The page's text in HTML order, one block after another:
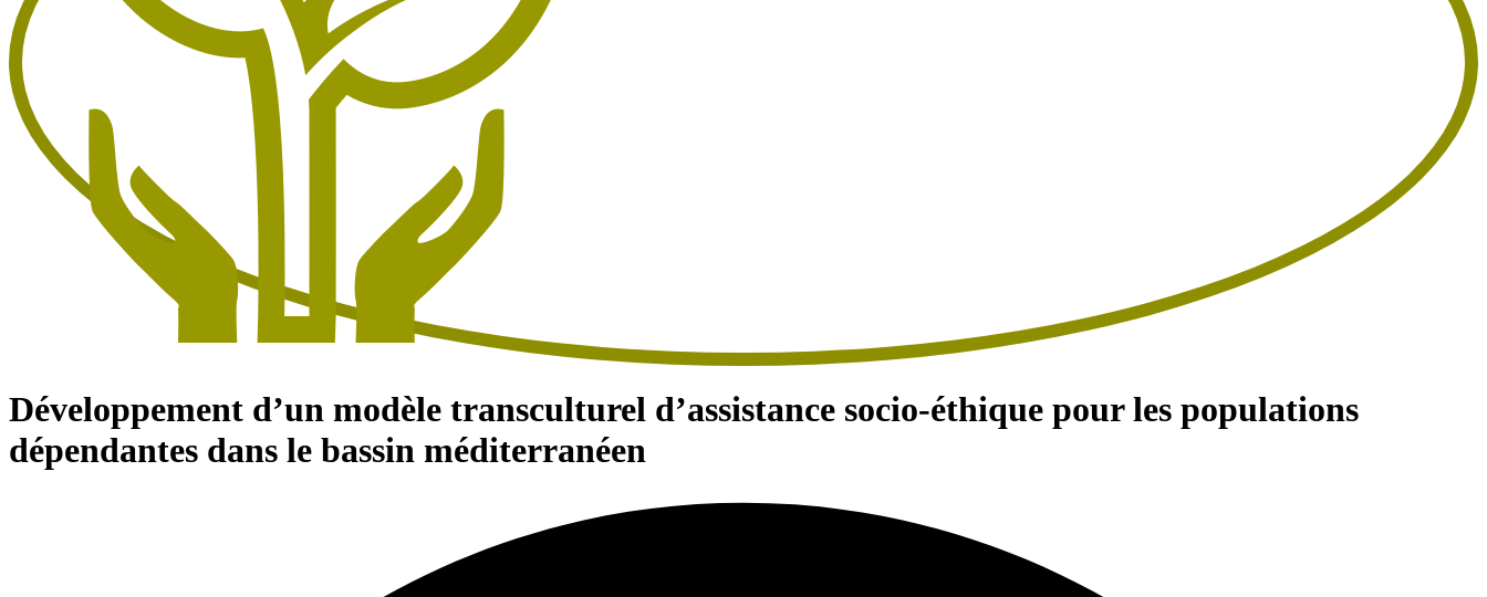
Développement d’un modèle transculturel d’assistance socio-éthique pour les populations
dépendantes dans le bassin méditerranéen